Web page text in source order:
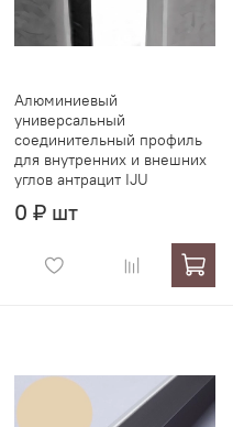
Алюминиевый
универсальный
соединительный профиль
для внутренних и внешних
углов антрацит IJU
0 ₽ шт